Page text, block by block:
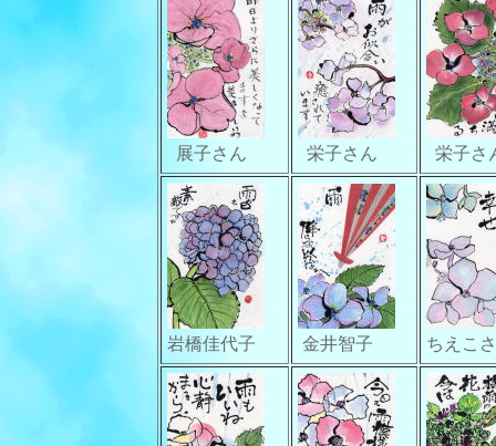
展子さん 栄子さん 栄子さ
岩橋佳代子 金井智子 ちえこ